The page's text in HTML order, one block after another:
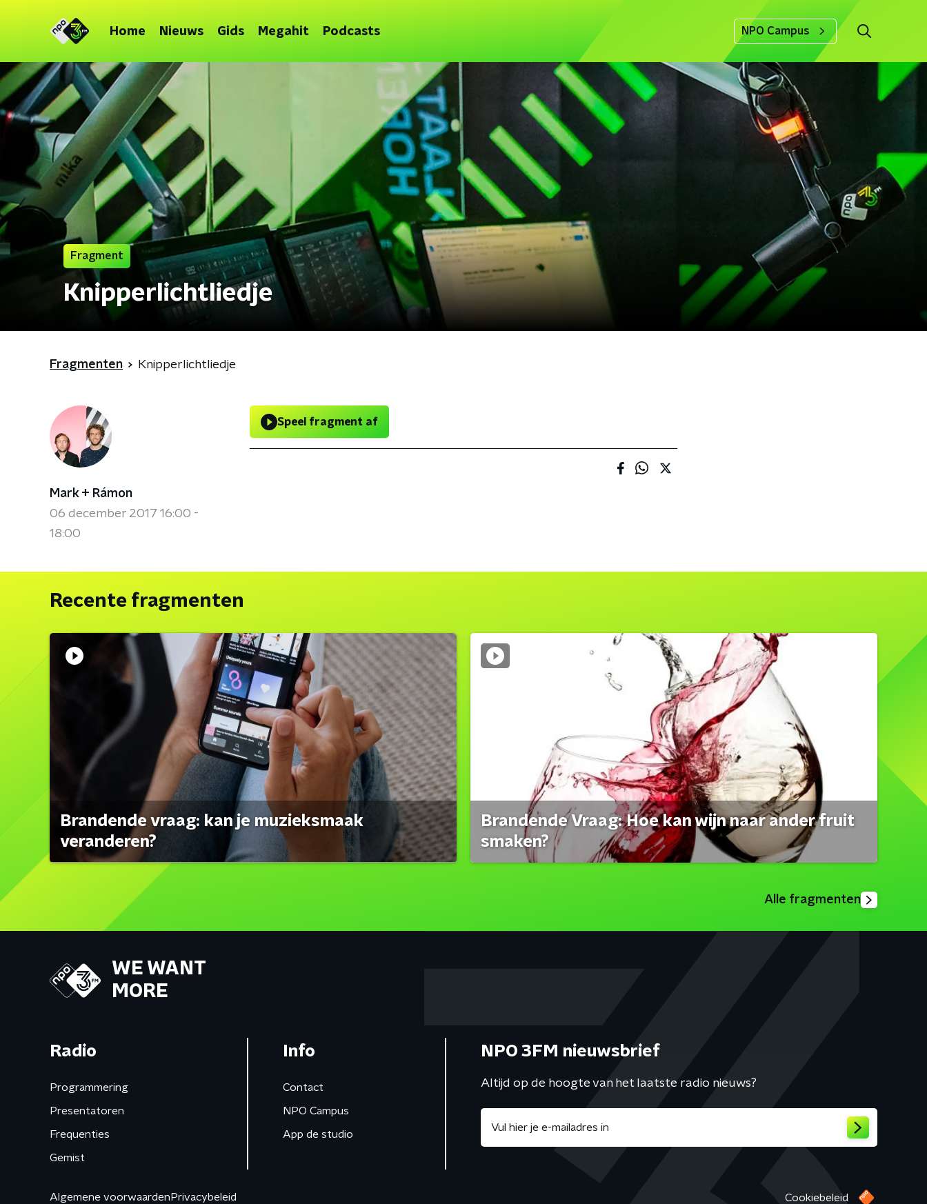
Home Nieuws Gids Megahit Podcasts NPO Campus
Fragment
Knipperlichtliedje
Fragmenten Knipperlichtliedje
Mark + Rámon
06 december 2017 16:00 -
18:00
Speel fragment af
Recente fragmenten
Brandende vraag: kan je muzieksmaak
veranderen?
Brandende Vraag: Hoe kan wijn naar ander fruit
smaken?
Alle fragmenten
WE WANT
MORE
Radio
Programmering
Presentatoren
Frequenties
Gemist
Info
Contact
NPO Campus
App de studio
NPO 3FM nieuwsbrief
Altijd op de hoogte van het laatste radio nieuws?
Algemene voorwaarden Privacybeleid Cookiebeleid